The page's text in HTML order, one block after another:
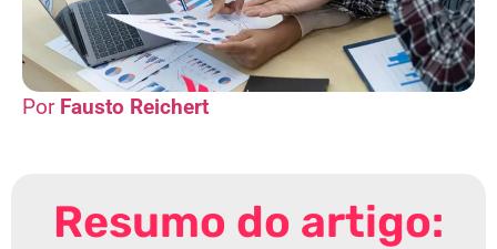
Fausto Reichert
Resumo do artigo: